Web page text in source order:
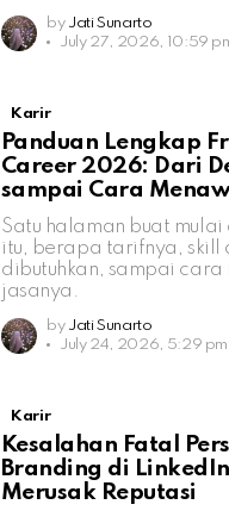
by Jati Sunarto
July 27, 2026, 10:59
Karir
Panduan Lengkap
Career 2026: Dari
sampai Cara
Satu halaman buat
itu, berapa tarifnya, skill
dibutuhkan, sampai
jasanya.
by Jati Sunarto
July 24, 2026, 5:29 pm
Karir
Kesalahan Fatal
Branding di
Merusak Reputasi